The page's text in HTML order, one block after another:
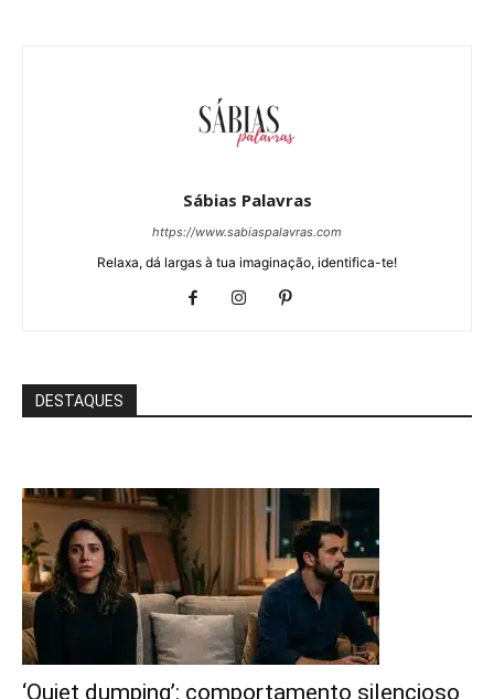
Sábias Palavras
https://www.sabiaspalavras.com
Relaxa, dá largas à tua imaginação, identifica-te!
DESTAQUES
‘Quiet dumping’: comportamento silencioso